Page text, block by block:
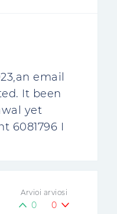
email
It been
yet
6081796 I
Arvioi arviosi
0 0